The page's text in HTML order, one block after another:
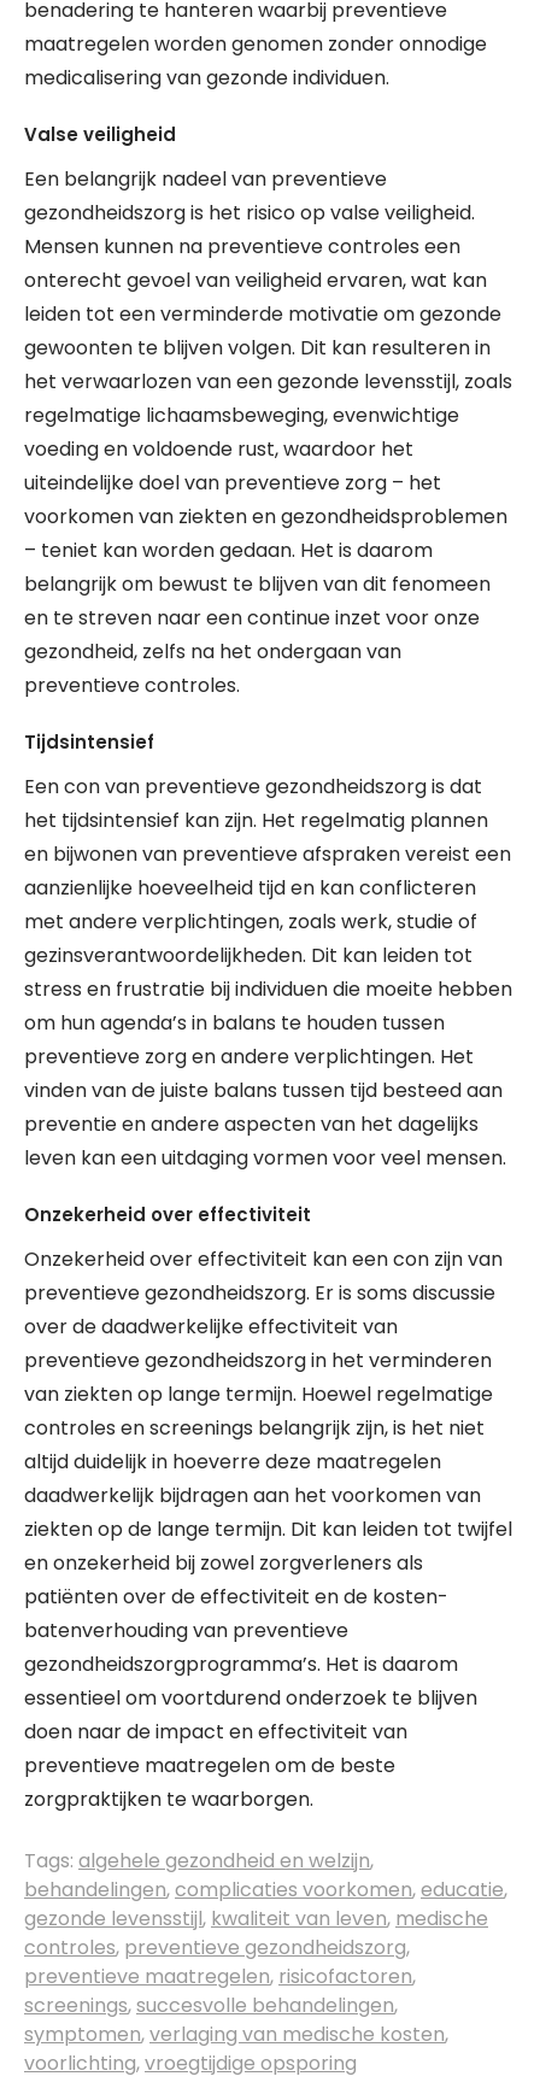
benadering te hanteren waarbij preventieve
maatregelen worden genomen zonder onnodige
medicalisering van gezonde individuen.
Valse veiligheid
Een belangrijk nadeel van preventieve
gezondheidszorg is het risico op valse veiligheid.
Mensen kunnen na preventieve controles een
onterecht gevoel van veiligheid ervaren, wat kan
leiden tot een verminderde motivatie om gezonde
gewoonten te blijven volgen. Dit kan resulteren in
het verwaarlozen van een gezonde levensstijl, zoals
regelmatige lichaamsbeweging, evenwichtige
voeding en voldoende rust, waardoor het
uiteindelijke doel van preventieve zorg – het
voorkomen van ziekten en gezondheidsproblemen
– teniet kan worden gedaan. Het is daarom
belangrijk om bewust te blijven van dit fenomeen
en te streven naar een continue inzet voor onze
gezondheid, zelfs na het ondergaan van
preventieve controles.
Tijdsintensief
Een con van preventieve gezondheidszorg is dat
het tijdsintensief kan zijn. Het regelmatig plannen
en bijwonen van preventieve afspraken vereist een
aanzienlijke hoeveelheid tijd en kan conflicteren
met andere verplichtingen, zoals werk, studie of
gezinsverantwoordelijkheden. Dit kan leiden tot
stress en frustratie bij individuen die moeite hebben
om hun agenda’s in balans te houden tussen
preventieve zorg en andere verplichtingen. Het
vinden van de juiste balans tussen tijd besteed aan
preventie en andere aspecten van het dagelijks
leven kan een uitdaging vormen voor veel mensen.
Onzekerheid over effectiviteit
Onzekerheid over effectiviteit kan een con zijn van
preventieve gezondheidszorg. Er is soms discussie
over de daadwerkelijke effectiviteit van
preventieve gezondheidszorg in het verminderen
van ziekten op lange termijn. Hoewel regelmatige
controles en screenings belangrijk zijn, is het niet
altijd duidelijk in hoeverre deze maatregelen
daadwerkelijk bijdragen aan het voorkomen van
ziekten op de lange termijn. Dit kan leiden tot twijfel
en onzekerheid bij zowel zorgverleners als
patiënten over de effectiviteit en de kosten-
batenverhouding van preventieve
gezondheidszorgprogramma’s. Het is daarom
essentieel om voortdurend onderzoek te blijven
doen naar de impact en effectiviteit van
preventieve maatregelen om de beste
zorgpraktijken te waarborgen.
Tags: algehele gezondheid en welzijn,
behandelingen,complicaties voorkomen,educatie,
gezonde levensstijl, kwaliteit van leven, medische
controles, preventieve gezondheidszorg,
preventieve maatregelen, risicofactoren,
screenings,succesvolle behandelingen,
symptomen,verlaging van medische kosten,
voorlichting,vroegtijdige opsporing